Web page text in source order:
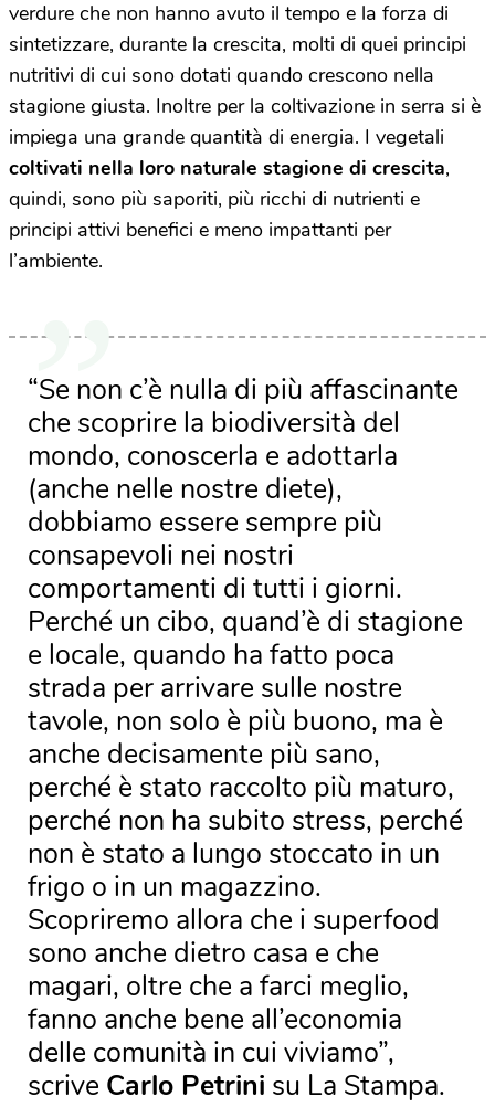
verdure che non hanno avuto il tempo e la forza di
sintetizzare, durante la crescita, molti di quei principi
nutritivi di cui sono dotati quando crescono nella
stagione giusta. Inoltre per la coltivazione in serra si è
impiega una grande quantità di energia. I vegetali
coltivati nella loro naturale stagione di crescita,
quindi, sono più saporiti, più ricchi di nutrienti e
principi attivi benefici e meno impattanti per
l’ambiente.
“Se non c’è nulla di più affascinante
che scoprire la biodiversità del
mondo, conoscerla e adottarla
(anche nelle nostre diete),
dobbiamo essere sempre più
consapevoli nei nostri
comportamenti di tutti i giorni.
Perché un cibo, quand’è di stagione
e locale, quando ha fatto poca
strada per arrivare sulle nostre
tavole, non solo è più buono, ma è
anche decisamente più sano,
perché è stato raccolto più maturo,
perché non ha subito stress, perché
non è stato a lungo stoccato in un
frigo o in un magazzino.
Scopriremo allora che i superfood
sono anche dietro casa e che
magari, oltre che a farci meglio,
fanno anche bene all’economia
delle comunità in cui viviamo”,
scrive Carlo Petrini su La Stampa.